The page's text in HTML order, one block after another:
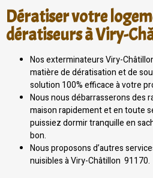
Dératiser votre
dératiseurs à Viry-
Nos exterminateurs Viry-
matière de dératisation et de
solution 100% efficace à votre
Nous nous débarrasserons des
maison rapidement et en toute
puissiez dormir tranquille en
bon.
Nous proposons d’autres
nuisibles à Viry-Châtillon 91170.